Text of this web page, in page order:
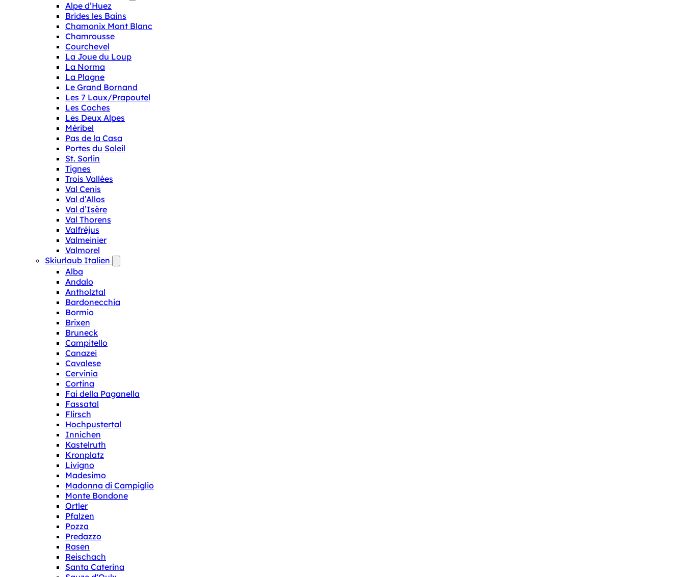
Alpe d’Huez
Brides les Bains
Chamonix Mont Blanc
Chamrousse
Courchevel
La Joue du Loup
La Norma
La Plagne
Le Grand Bornand
Les 7 Laux/Prapoutel
Les Coches
Les Deux Alpes
Méribel
Pas de la Casa
Portes du Soleil
St. Sorlin
Tignes
Trois Vallées
Val Cenis
Val d’Allos
Val d’Isère
Val Thorens
Valfréjus
Valmeinier
Valmorel
Skiurlaub Italien
Alba
Andalo
Antholztal
Bardonecchia
Bormio
Brixen
Bruneck
Campitello
Canazei
Cavalese
Cervinia
Cortina
Fai della Paganella
Fassatal
Flirsch
Hochpustertal
Innichen
Kastelruth
Kronplatz
Livigno
Madesimo
Madonna di Campiglio
Monte Bondone
Ortler
Pfalzen
Pozza
Predazzo
Rasen
Reischach
Santa Caterina